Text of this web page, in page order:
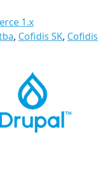
1.x
, Cofidis SK, Cofidis